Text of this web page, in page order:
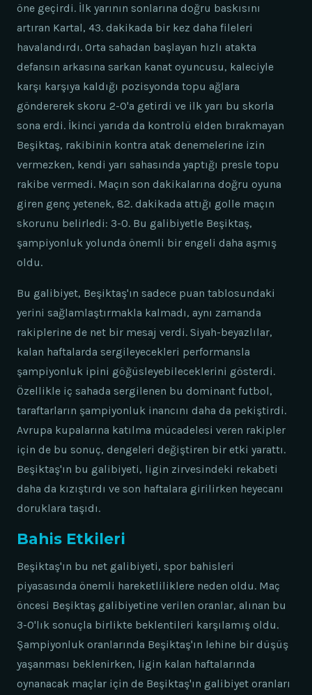
öne geçirdi. İlk yarının sonlarına doğru baskısını
artıran Kartal, 43. dakikada bir kez daha fileleri
havalandırdı. Orta sahadan başlayan hızlı atakta
defansın arkasına sarkan kanat oyuncusu, kaleciyle
karşı karşıya kaldığı pozisyonda topu ağlara
göndererek skoru 2-0'a getirdi ve ilk yarı bu skorla
sona erdi. İkinci yarıda da kontrolü elden bırakmayan
Beşiktaş, rakibinin kontra atak denemelerine izin
vermezken, kendi yarı sahasında yaptığı presle topu
rakibe vermedi. Maçın son dakikalarına doğru oyuna
giren genç yetenek, 82. dakikada attığı golle maçın
skorunu belirledi: 3-0. Bu galibiyetle Beşiktaş,
şampiyonluk yolunda önemli bir engeli daha aşmış
oldu.
Bu galibiyet, Beşiktaş'ın sadece puan tablosundaki
yerini sağlamlaştırmakla kalmadı, aynı zamanda
rakiplerine de net bir mesaj verdi. Siyah-beyazlılar,
kalan haftalarda sergileyecekleri performansla
şampiyonluk ipini göğüsleyebileceklerini gösterdi.
Özellikle iç sahada sergilenen bu dominant futbol,
taraftarların şampiyonluk inancını daha da pekiştirdi.
Avrupa kupalarına katılma mücadelesi veren rakipler
için de bu sonuç, dengeleri değiştiren bir etki yarattı.
Beşiktaş'ın bu galibiyeti, ligin zirvesindeki rekabeti
daha da kızıştırdı ve son haftalara girilirken heyecanı
doruklara taşıdı.
Bahis Etkileri
Beşiktaş'ın bu net galibiyeti, spor bahisleri
piyasasında önemli hareketliliklere neden oldu. Maç
öncesi Beşiktaş galibiyetine verilen oranlar, alınan bu
3-0'lık sonuçla birlikte beklentileri karşılamış oldu.
Şampiyonluk oranlarında Beşiktaş'ın lehine bir düşüş
yaşanması beklenirken, ligin kalan haftalarında
oynanacak maçlar için de Beşiktaş'ın galibiyet oranları